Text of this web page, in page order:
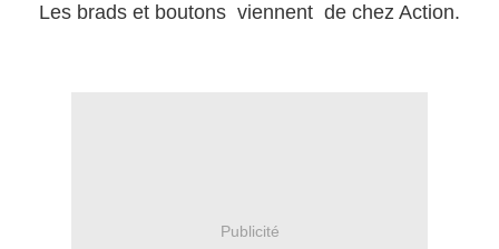
Les brads et boutons viennent de chez Action.
Publicité